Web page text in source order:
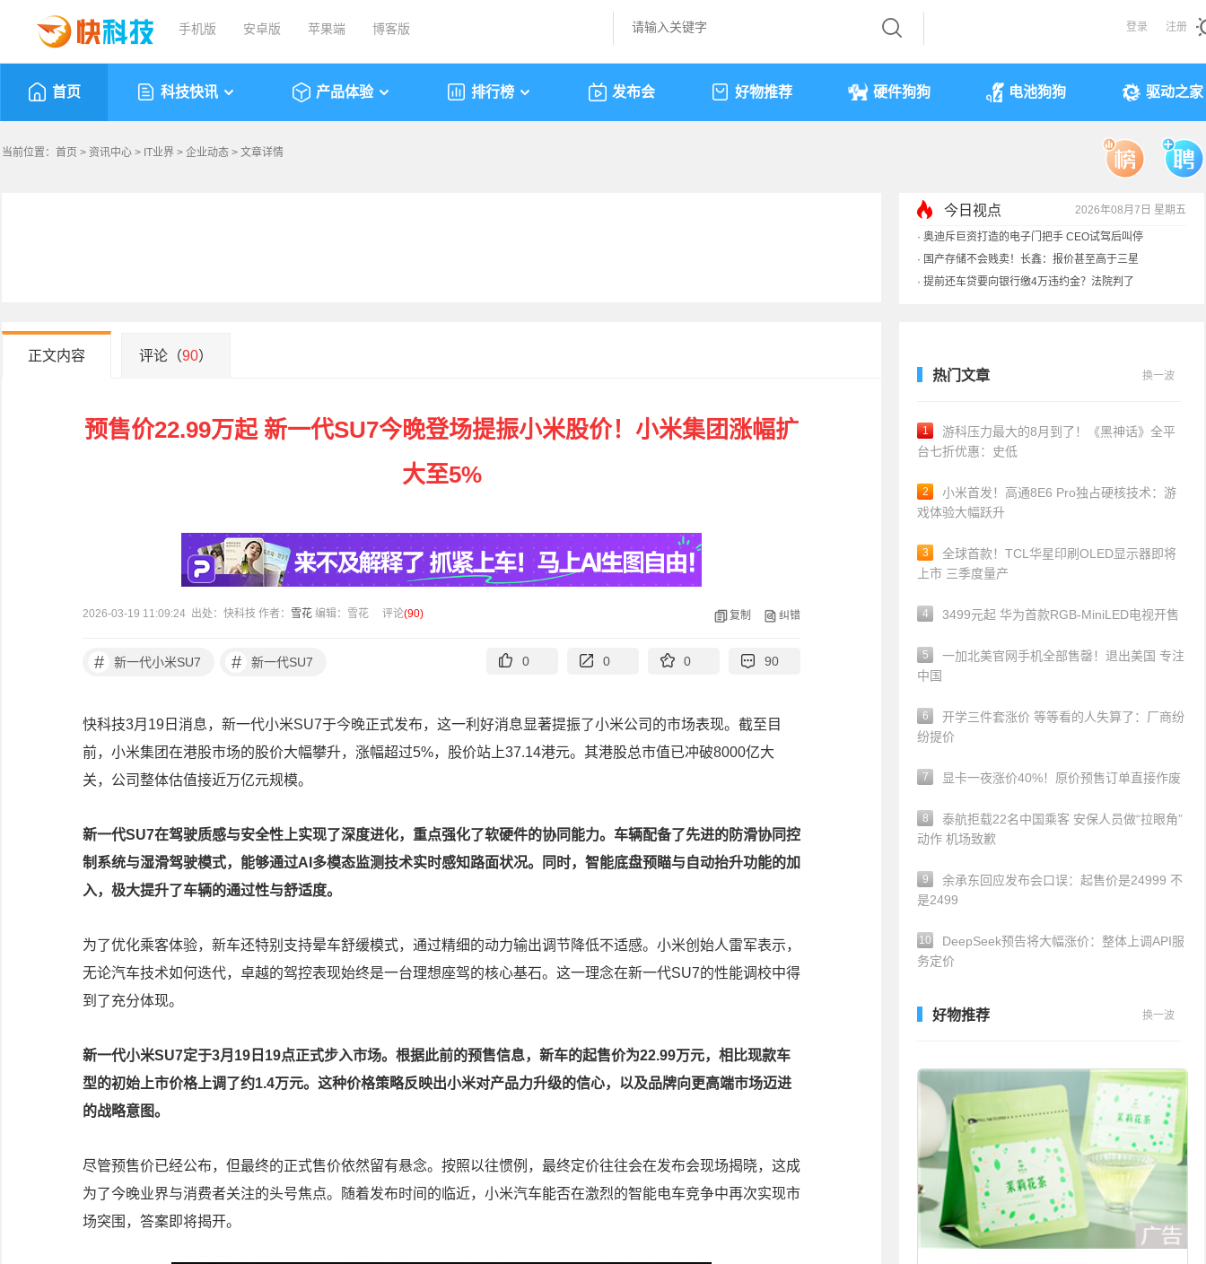
手机版 安卓版 苹果端 博客版 登录 注册
首页 科技快讯 产品体验 排行榜 发布会 好物推荐 硬件狗狗 电池狗狗 驱动之家
当前位置： 首页 > 资讯中心 > IT业界 > 企业动态 > 文章详情
今日视点 2026年08月7日 星期五
·奥迪斥巨资打造的电子门把手 CEO试驾后叫停
· 国产存储不会贱卖！长鑫：报价甚至高于三星
· 提前还车贷要向银行缴4万违约金？法院判了
· 余承东回应发布会口误：起售价不是2499
正文内容 评论（90）
预售价22.99万起 新一代SU7今晚登场提振小米股价！小米集团涨幅扩
大至5%
2026-03-19 11:09:24 出处：快科技 作者： 雪花 编辑：雪花 评论(90) 复制 纠错
# 新一代小米SU7 # 新一代SU7 0 0 0 90
快科技3月19日消息，新一代小米SU7于今晚正式发布，这一利好消息显著提振了小米公司的市场表现。截至目
前，小米集团在港股市场的股价大幅攀升，涨幅超过5%，股价站上37.14港元。其港股总市值已冲破8000亿大
关，公司整体估值接近万亿元规模。
新一代SU7在驾驶质感与安全性上实现了深度进化，重点强化了软硬件的协同能力。车辆配备了先进的防滑协同控
制系统与湿滑驾驶模式，能够通过AI多模态监测技术实时感知路面状况。同时，智能底盘预瞄与自动抬升功能的加
入，极大提升了车辆的通过性与舒适度。
为了优化乘客体验，新车还特别支持晕车舒缓模式，通过精细的动力输出调节降低不适感。小米创始人雷军表示，
无论汽车技术如何迭代，卓越的驾控表现始终是一台理想座驾的核心基石。这一理念在新一代SU7的性能调校中得
到了充分体现。
新一代小米SU7定于3月19日19点正式步入市场。根据此前的预售信息，新车的起售价为22.99万元，相比现款车
型的初始上市价格上调了约1.4万元。这种价格策略反映出小米对产品力升级的信心，以及品牌向更高端市场迈进
的战略意图。
尽管预售价已经公布，但最终的正式售价依然留有悬念。按照以往惯例，最终定价往往会在发布会现场揭晓，这成
为了今晚业界与消费者关注的头号焦点。随着发布时间的临近，小米汽车能否在激烈的智能电车竞争中再次实现市
场突围，答案即将揭开。
热门文章 换一波
1
游科压力最大的8月到了！《黑神话》全平
台七折优惠：史低
2
小米首发！高通8E6 Pro独占硬核技术：游
戏体验大幅跃升
3
全球首款！TCL华星印刷OLED显示器即将
上市 三季度量产
4 3499元起 华为首款RGB-MiniLED电视开售
5
一加北美官网手机全部售罄！退出美国 专注
中国
6
开学三件套涨价 等等看的人失算了：厂商纷
纷提价
7 显卡一夜涨价40%！原价预售订单直接作废
8
泰航拒载22名中国乘客 安保人员做“拉眼角”
动作 机场致歉
9
余承东回应发布会口误：起售价是24999 不
是2499
10
DeepSeek预告将大幅涨价：整体上调API服
务定价
好物推荐 换一波